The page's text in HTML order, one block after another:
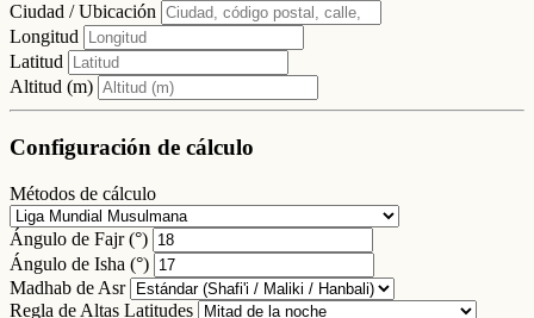
Ciudad / Ubicación
Longitud
Latitud
Altitud (m)
Configuración de cálculo
Métodos de cálculo
Ángulo de Fajr (°)
Ángulo de Isha (°)
Madhab de Asr
Regla de Altas Latitudes